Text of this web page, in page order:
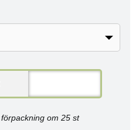
om 25 st